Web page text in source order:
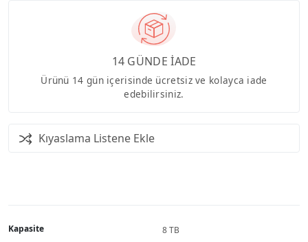
14 GÜNDE İADE
Ürünü 14 gün içerisinde ücretsiz ve kolayca iade
edebilirsiniz.
Kıyaslama Listene Ekle
Kapasite
8 TB